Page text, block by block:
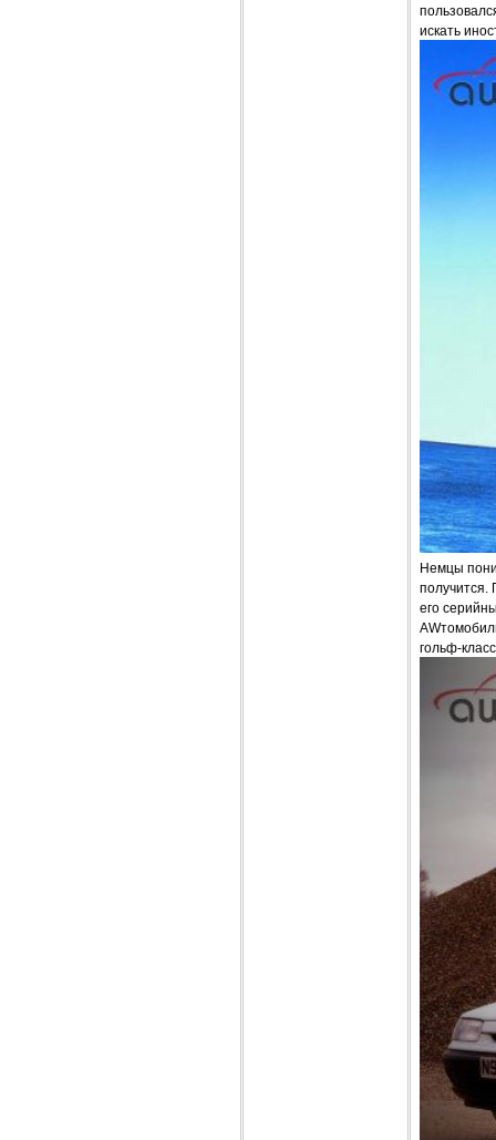
искать
Немцы
получится.
его
гольф-